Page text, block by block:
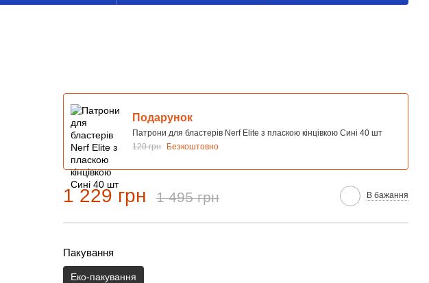
Подарунок
Патрони для бластерів Nerf Elite з пласкою кінцівкою Сині 40 шт
120 грн
Безкоштовно
1 229 грн 1 495 грн В бажання
Пакування
Еко-пакування